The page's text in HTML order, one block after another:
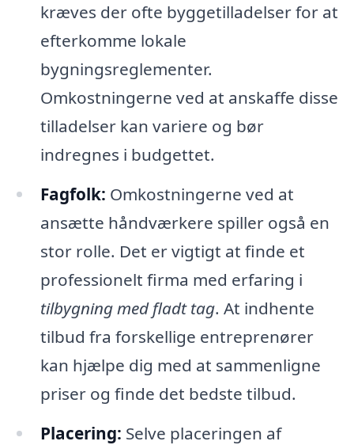
kræves der ofte byggetilladelser for at
efterkomme lokale
bygningsreglementer.
Omkostningerne ved at anskaffe disse
tilladelser kan variere og bør
indregnes i budgettet.
Fagfolk: Omkostningerne ved at
ansætte håndværkere spiller også en
stor rolle. Det er vigtigt at finde et
professionelt firma med erfaring i
tilbygning med fladt tag. At indhente
tilbud fra forskellige entreprenører
kan hjælpe dig med at sammenligne
priser og finde det bedste tilbud.
Placering: Selve placeringen af